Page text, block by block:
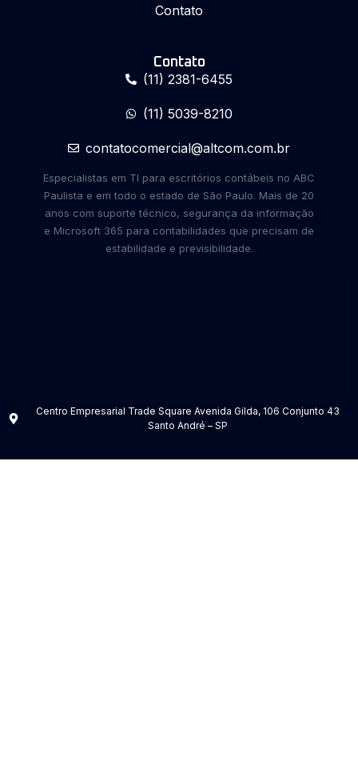
Contato
Contato
(11) 2381-6455
(11) 5039-8210
contatocomercial@altcom.com.br
Especialistas em TI para escritórios contábeis no ABC
Paulista e em todo o estado de São Paulo. Mais de 20
anos com suporte técnico, segurança da informação
e Microsoft 365 para contabilidades que precisam de
estabilidade e previsibilidade.
Centro Empresarial Trade Square Avenida Gilda, 106 Conjunto 43
Santo André – SP